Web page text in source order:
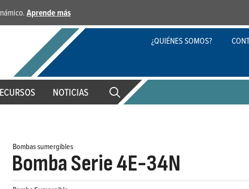
Aprende más
¿QUIÉNES SOMOS?
NOTICIAS
Bombas sumergibles
Bomba Serie 4E-34N